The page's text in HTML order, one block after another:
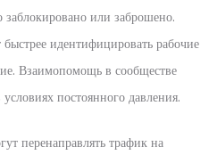
заблокировано или заброшено.
идентифицировать рабочие
Взаимопомощь в сообществе
постоянного давления.
перенаправлять трафик на